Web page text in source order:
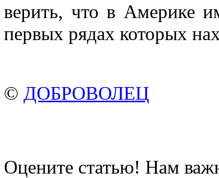
верить, что в Америке
первых рядах которых
© ДОБРОВОЛЕЦ
Оцените статью! Нам